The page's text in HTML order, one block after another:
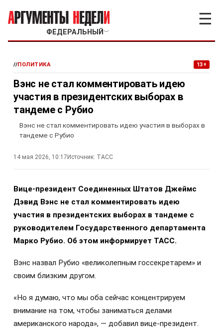
ФЕДЕРАЛЬНЫЙ ﹀
☰
//ПОЛИТИКА 13+
Вэнс не стал комментировать идею
участия в президентских выборах в
тандеме с Рубио
Вэнс не стал комментировать идею участия в выборах в
тандеме с Рубио
14 мая 2026, 10:17 Источник: ТАСС
Вице-президент Соединенных Штатов Джеймс
Дэвид Вэнс не стал комментировать идею
участия в президентских выборах в тандеме с
руководителем Государственного департамента
Марко Рубио. Об этом информирует ТАСС.
Вэнс назвал Рубио «великолепным госсекретарем» и
своим близким другом.
«Но я думаю, что мы оба сейчас концентрируем
внимание на том, чтобы заниматься делами
американского народа», — добавил вице-президент.